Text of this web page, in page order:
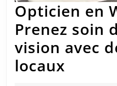
Opticien en
Prenez soin
vision avec
locaux